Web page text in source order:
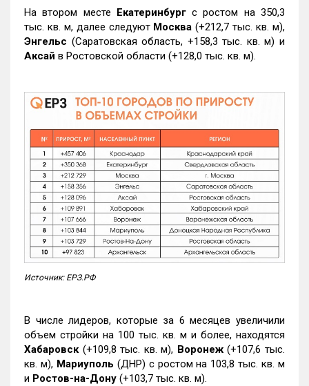
На втором месте Екатеринбургс ростом на 350,3
тыс. кв. м, далее следуют Москва (+212,7 тыс. кв. м),
Энгельс (Саратовская область, +158,3 тыс. кв. м) и
Аксай в Ростовской области (+128,0 тыс. кв. м).
Источник: ЕРЗ.РФ
В числе лидеров, которые за 6 месяцев увеличили
объем стройки на 100 тыс. кв. м и более, находятся
Хабаровск (+109,8 тыс. кв. м), Воронеж(+107,6 тыс.
кв. м), Мариуполь (ДНР) с ростом на 103,8 тыс. кв. м
и Ростов-на-Дону (+103,7 тыс. кв. м).